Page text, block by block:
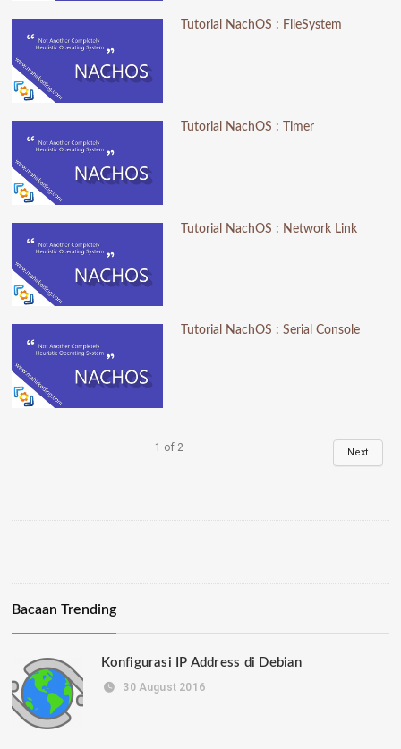
Tutorial NachOS : FileSystem
Tutorial NachOS : Timer
Tutorial NachOS : Network Link
Tutorial NachOS : Serial Console
1 of 2 Next
Bacaan Trending
Konfigurasi IP Address di Debian
30 August 2016